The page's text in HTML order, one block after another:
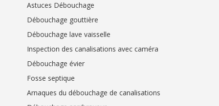
Astuces Débouchage
Débouchage gouttière
Débouchage lave vaisselle
Inspection des canalisations avec caméra
Débouchage évier
Fosse septique
Arnaques du débouchage de canalisations